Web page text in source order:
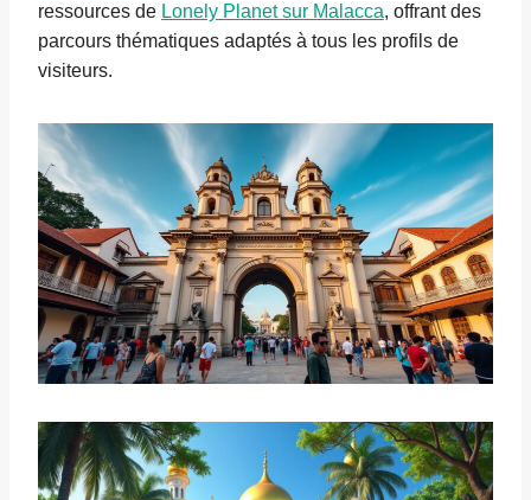
ressources de Lonely Planet sur Malacca, offrant des
parcours thématiques adaptés à tous les profils de
visiteurs.